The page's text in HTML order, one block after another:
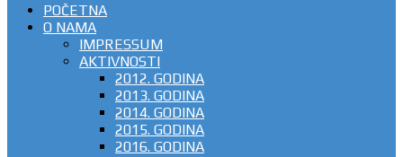
POČETNA
O NAMA
IMPRESSUM
AKTIVNOSTI
2012. GODINA
2013. GODINA
2014. GODINA
2015. GODINA
2016. GODINA